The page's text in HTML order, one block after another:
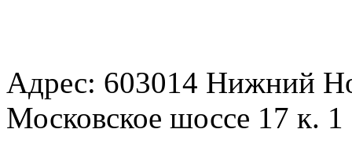
Адрес: 603014 Нижний
Московское шоссе 17 к.